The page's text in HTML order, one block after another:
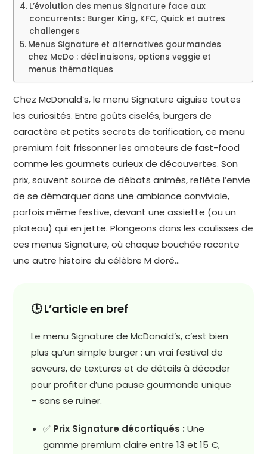
L’évolution des menus Signature face aux
concurrents : Burger King, KFC, Quick et autres
challengers
Menus Signature et alternatives gourmandes
chez McDo : déclinaisons, options veggie et
menus thématiques
Chez McDonald’s, le menu Signature aiguise toutes
les curiosités. Entre goûts ciselés, burgers de
caractère et petits secrets de tarification, ce menu
premium fait frissonner les amateurs de fast-food
comme les gourmets curieux de découvertes. Son
prix, souvent source de débats animés, reflète l’envie
de se démarquer dans une ambiance conviviale,
parfois même festive, devant une assiette (ou un
plateau) qui en jette. Plongeons dans les coulisses de
ces menus Signature, où chaque bouchée raconte
une autre histoire du célèbre M doré…
🕒 L’article en bref
Le menu Signature de McDonald’s, c’est bien
plus qu’un simple burger : un vrai festival de
saveurs, de textures et de détails à décoder
pour profiter d’une pause gourmande unique
– sans se ruiner.
✅ Prix Signature décortiqués : Une
gamme premium claire entre 13 et 15 €,